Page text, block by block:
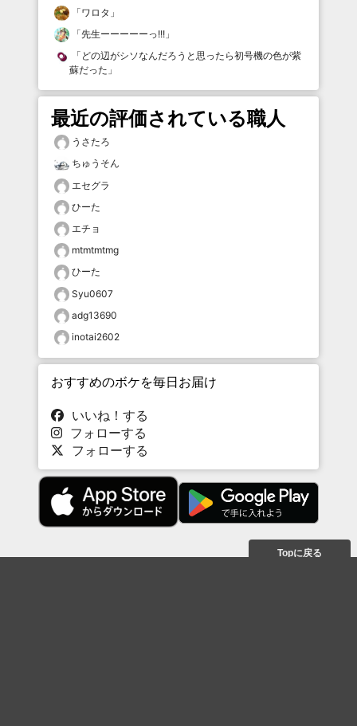
「ワロタ 」
「先生ーーーーーっ!!! 」
「 どの辺がシソなんだろうと思ったら初号機の色が紫
蘇だった 」
最近の評価されている職人
うさたろ
ちゅうそん
エセグラ
ひーた
エチョ
mtmtmtmg
ひーた
Syu0607
adg13690
inotai2602
おすすめのボケを毎日お届け
いいね！する
フォローする
フォローする
Topに戻る